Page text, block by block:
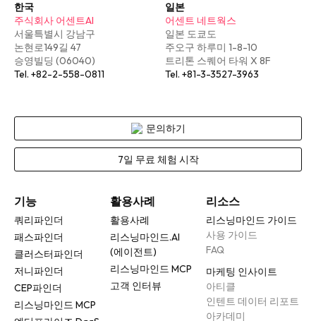
한국
주식회사 어센트AI
서울특별시 강남구
논현로149길 47
승영빌딩 (06040)
Tel. +82-2-558-0811
일본
어센트 네트웍스
일본 도쿄도
주오구 하루미 1-8-10
트리톤 스퀘어 타워 X 8F
Tel. +81-3-3527-3963
문의하기
7일 무료 체험 시작
기능
쿼리파인더
패스파인더
클러스터파인더
저니파인더
CEP파인더
리스닝마인드 MCP
활용사례
활용사례
리스닝마인드.AI
(에이전트)
리스닝마인드 MCP
고객 인터뷰
리소스
리스닝마인드 가이드
사용 가이드
FAQ
마케팅 인사이트
아티클
인텐트 데이터 리포트
아카데미